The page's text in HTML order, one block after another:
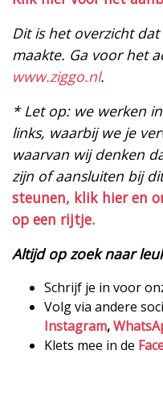
Dit is het overzicht
maakte. Ga voor het
www.ziggo.nl.
* Let op: we werken
links, waarbij we je
waarvan wij denken
zijn of aansluiten bij
steunen, klik hier en
op een rijtje.
Altijd op zoek naar
Schrijf je in voor
Volg via andere
Instagram,
Klets mee in de